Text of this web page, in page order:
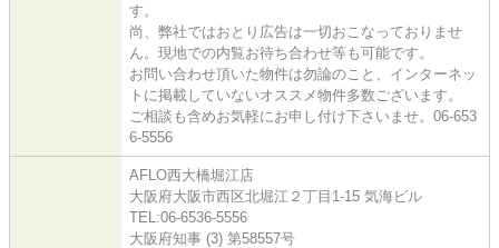
す。
尚、弊社ではおとり広告は一切おこなっておりませ
ん。現地での内覧お待ち合わせ等も可能です。
お問い合わせ頂いた物件は勿論のこと、インターネッ
トに掲載していないオススメ物件多数ございます。
ご相談も含めお気軽にお申し付け下さいませ。06-653
6-5556
AFLO西大橋堀江店
大阪府大阪市西区北堀江２丁目1-15 気海ビル
TEL:06-6536-5556
大阪府知事 (3) 第58557号